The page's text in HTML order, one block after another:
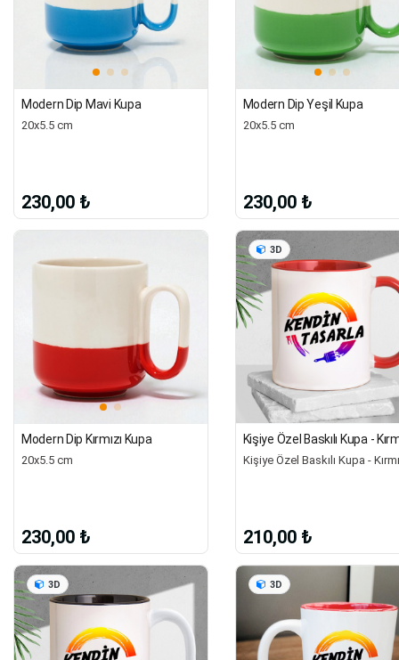
Modern Dip Mavi Kupa
20x5.5 cm
230,00 ₺
Modern Dip Yeşil Kupa
20x5.5 cm
230,00 ₺
Modern Dip Kırmızı Kupa
20x5.5 cm
230,00 ₺
3D
Kişiye Özel Baskılı Kupa -
210,00 ₺
3D 3D